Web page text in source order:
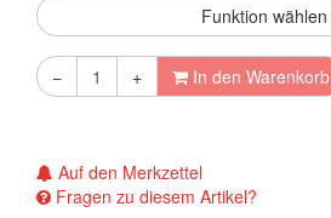
Funktion wählen
− + In den Warenkorb
Auf den Merkzettel
Fragen zu diesem Artikel?